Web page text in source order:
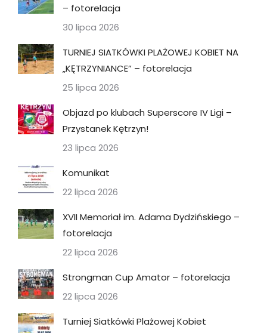
– fotorelacja
30 lipca 2026
TURNIEJ SIATKÓWKI PLAŻOWEJ KOBIET NA
„KĘTRZYNIANCE” – fotorelacja
25 lipca 2026
Objazd po klubach Superscore IV Ligi –
Przystanek Kętrzyn!
23 lipca 2026
Komunikat
22 lipca 2026
XVII Memoriał im. Adama Dydzińskiego –
fotorelacja
22 lipca 2026
Strongman Cup Amator – fotorelacja
22 lipca 2026
Turniej Siatkówki Plażowej Kobiet